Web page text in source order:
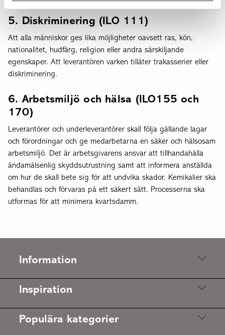
5. Diskriminering (ILO 111)
Att alla människor ges lika möjligheter oavsett ras, kön,
nationalitet, hudfärg, religion eller andra särskiljande
egenskaper. Att leverantören varken tillåter trakasserier eller
diskriminering.
6. Arbetsmiljö och hälsa (ILO155 och
170)
Leverantörer och underleverantörer skall följa gällande lagar
och förordningar och ge medarbetarna en säker och hälsosam
arbetsmiljö. Det är arbetsgivarens ansvar att tillhandahålla
ändamålsenlig skyddsutrustning samt att informera anställda
om hur de skall bete sig för att undvika skador. Kemikalier ska
behandlas och förvaras på ett säkert sätt. Processerna ska
utformas för att minimera kvartsdamm.
Information
Inspiration
Populära kategorier